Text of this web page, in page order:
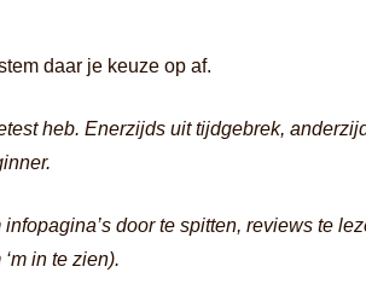
daar je keuze op af.
heb. Enerzijds uit tijdgebrek,
door te spitten, reviews te
in te zien).